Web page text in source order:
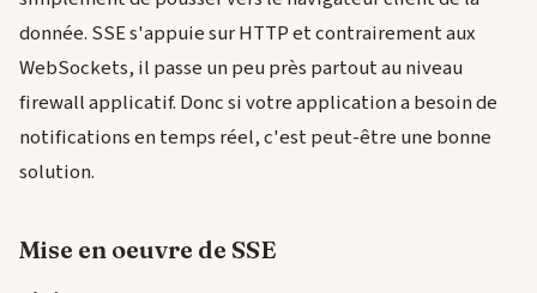
donnée. SSE s'appuie sur HTTP et contrairement aux
WebSockets, il passe un peu près partout au niveau
firewall applicatif. Donc si votre application a besoin de
notifications en temps réel, c'est peut-être une bonne
solution.
Mise en oeuvre de SSE